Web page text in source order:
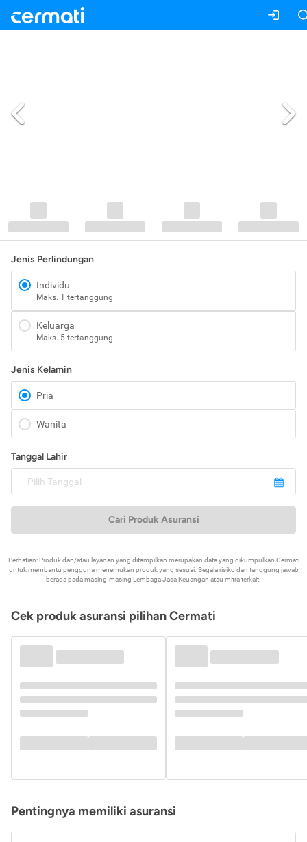
Jenis Perlindungan
Individu
Maks. 1 tertanggung
Keluarga
Maks. 5 tertanggung
Jenis Kelamin
Pria
Wanita
Tanggal Lahir
Cari Produk Asuransi
Perhatian: Produk dan/atau layanan yang ditampilkan merupakan data yang dikumpulkan Cermati
untuk membantu pengguna menemukan produk yang sesuai. Segala risiko dan tanggung jawab
berada pada masing-masing Lembaga Jasa Keuangan atau mitra terkait.
Cek produk asuransi pilihan Cermati
Pentingnya memiliki asuransi